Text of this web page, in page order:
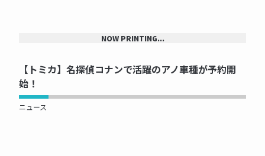
NOW PRINTING...
【トミカ】名探偵コナンで活躍のアノ車種が予約開
始！
ニュース